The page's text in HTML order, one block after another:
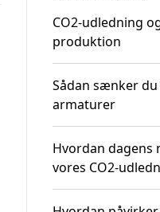
CO2-udledning
produktion
Sådan sænker du
armaturer
Hvordan dagens
vores CO2-